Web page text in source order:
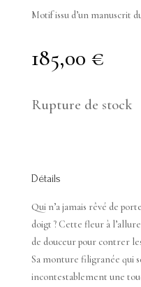
Motif issu d’un manuscrit
185,00 €
Rupture de stock
Détails
Qui n’a jamais rêvé de
doigt ? Cette fleur à
de douceur pour contrer
Sa monture filigranée qui
incontestablement une